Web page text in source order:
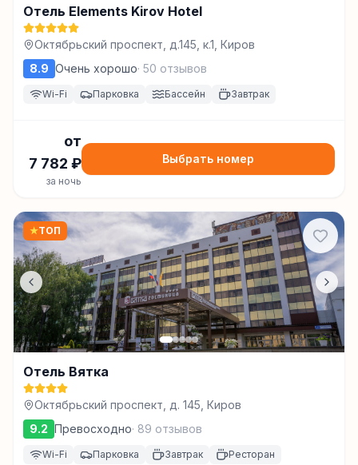
Отель Elements Kirov Hotel
Октябрьский проспект, д.145, к.1, Киров
8.9 Очень хорошо· 50 отзывов
Wi-Fi Парковка Бассейн Завтрак
от
7 782 ₽
за ночь
Выбрать номер
★ТОП
Отель Вятка
Октябрьский проспект, д. 145, Киров
9.2 Превосходно· 89 отзывов
Wi-Fi Парковка Завтрак Ресторан